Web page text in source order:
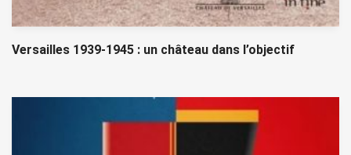
Versailles 1939-1945 : un château dans l’objectif